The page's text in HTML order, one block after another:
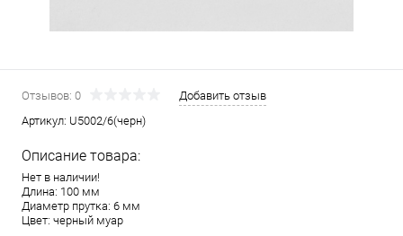
Отзывов: 0
Добавить отзыв
Артикул: U5002/6(черн)
Описание товара:
Нет в наличии!
Длина: 100 мм
Диаметр прутка: 6 мм
Цвет: черный муар